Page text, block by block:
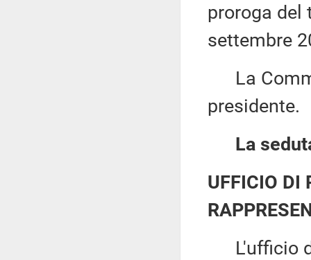
proroga del
settembre
La
presidente.
La
UFFICIO DI
L'ufficio di